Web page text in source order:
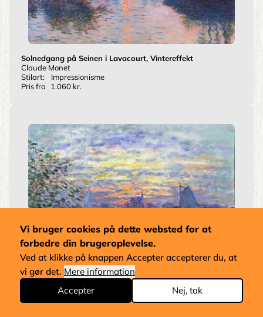
Solnedgang på Seinen i Lavacourt, Vintereffekt
Claude Monet
Stilart:
Impressionisme
Pris fra
1.060 kr.
Solnedgang på Seinen
Claude Monet
Vi bruger cookies på dette websted for at
forbedre din brugeroplevelse.
Ved at klikke på knappen Accepter accepterer du, at
vi gør det. Mere information
Accepter
Nej, tak